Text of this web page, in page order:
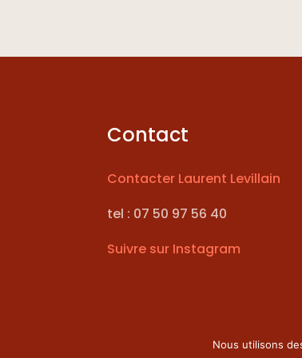
Contact
Contacter Laurent Levillain
tel : 07 50 97 56 40
Suivre sur Instagram
Nous utilisons